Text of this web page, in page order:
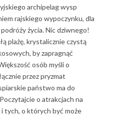
archipelag wysp
rajskiego wypoczynku, dla
życia. Nic dziwnego!
plażę, krystalicznie czystą
by zapragnąć
osób myśli o
przez pryzmat
państwo ma do
o atrakcjach na
tych, o których być może